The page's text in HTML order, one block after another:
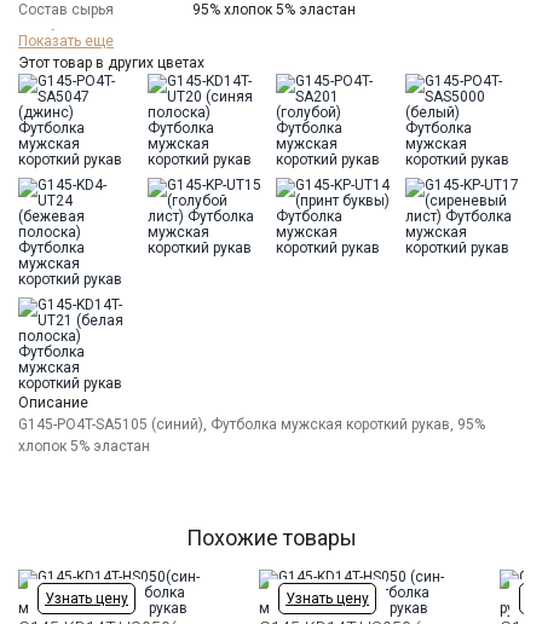
Состав сырья
95% хлопок 5% эластан
Особенности
ткани
Модель
Классическая с разрезами по бокам
Цвет
Синий
Ворот
Круглый
Карман
отсутствует
Показать еще
Этот товар в других цветах
Описание
G145-PO4T-SA5105 (синий), Футболка мужская короткий рукав, 95%
хлопок 5% эластан
Похожие товары
Узнать цену Узнать цену